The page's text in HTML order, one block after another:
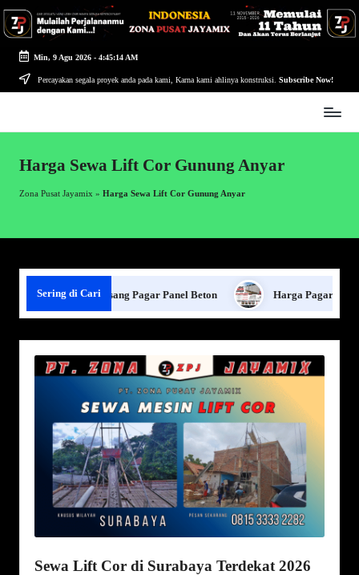
Skip
content
Min, 9 Agu 2026- 4:45:14 AM
Percayakan segala proyek anda pada kami, Karna kami ahlinya konstruksi. Subscribe Now!
-
Ahlinya
Harga Sewa Lift Cor Gunung Anyar
Zona Pusat Jayamix » Harga Sewa Lift Cor Gunung Anyar
Sering di Cari
Jasa Pasang Pagar Panel Beton Harga Pagar Panel
Sewa Lift Cor di Surabaya Terdekat 2026